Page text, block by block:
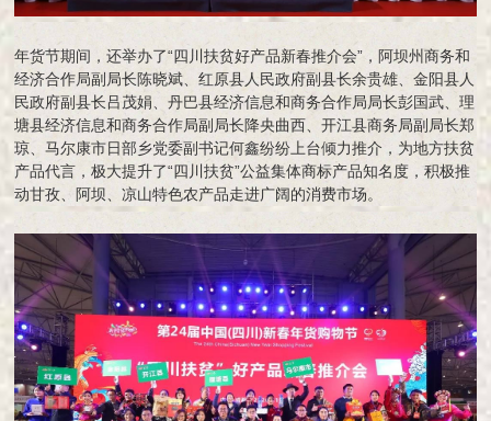
年货节期间，还举办了“四川扶贫好产品新春推介会”，阿坝州商务和
经济合作局副局长陈晓斌、红原县人民政府副县长余贵雄、金阳县人
民政府副县长吕茂娟、丹巴县经济信息和商务合作局局长彭国武、理
塘县经济信息和商务合作局副局长降央曲西、开江县商务局副局长郑
琼、马尔康市日部乡党委副书记何鑫纷纷上台倾力推介，为地方扶贫
产品代言，极大提升了“四川扶贫”公益集体商标产品知名度，积极推
动甘孜、阿坝、凉山特色农产品走进广阔的消费市场。